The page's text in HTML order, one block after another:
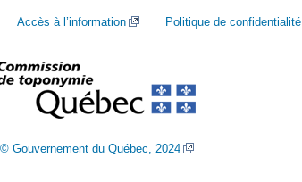
Accès à l’information Politique de confidentialité
© Gouvernement du Québec, 2024